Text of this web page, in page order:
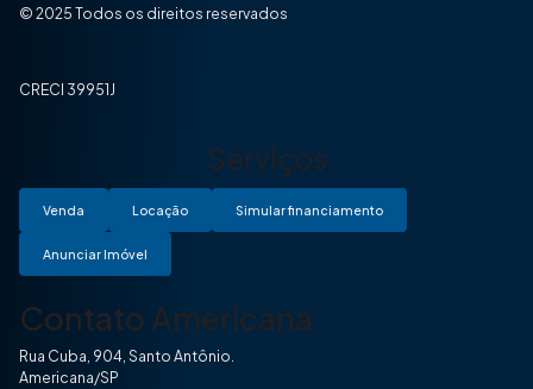
© 2025 Todos os direitos reservados
CRECI 39951J
Serviços
Venda Locação Simular financiamento
Anunciar Imóvel
Contato Americana
Rua Cuba, 904, Santo Antônio.
Americana/SP